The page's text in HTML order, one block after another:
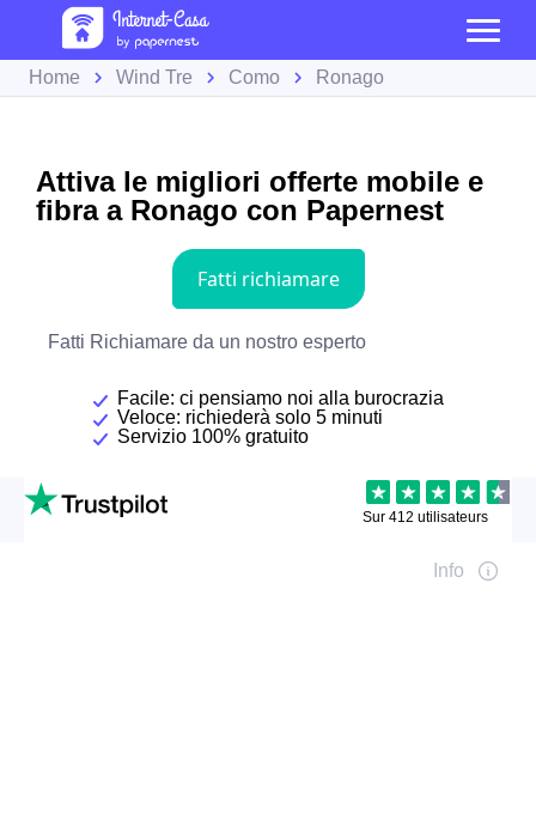
Home Wind Tre Como Ronago